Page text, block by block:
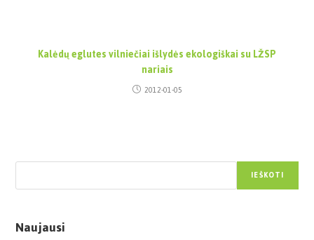
Kalėdų eglutes vilniečiai išlydės ekologiškai su LŽSP
nariais
2012-01-05
IEŠKOTI
Naujausi